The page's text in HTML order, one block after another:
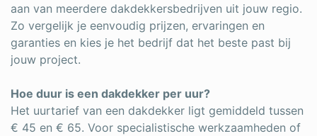
aan van meerdere dakdekkersbedrijven uit jouw regio.
Zo vergelijk je eenvoudig prijzen, ervaringen en
garanties en kies je het bedrijf dat het beste past bij
jouw project.
Hoe duur is een dakdekker per uur?
Het uurtarief van een dakdekker ligt gemiddeld tussen
€ 45 en € 65. Voor specialistische werkzaamheden of